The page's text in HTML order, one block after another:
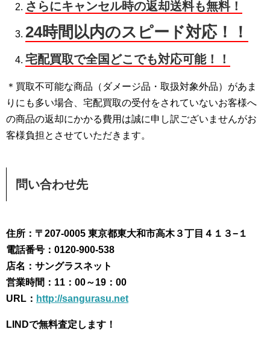
さらにキャンセル時の返却送料も無料！
24時間以内のスピード対応！！
宅配買取で全国どこでも対応可能！！
＊買取不可能な商品（ダメージ品・取扱対象外品）があま
りにも多い場合、宅配買取の受付をされていないお客様へ
の商品の返却にかかる費用は誠に申し訳ございませんがお
客様負担とさせていただきます。
問い合わせ先
住所：〒207-0005 東京都東大和市高木３丁目４１３−１
電話番号：0120-900-538
店名：サングラスネット
営業時間：11：00～19：00
URL： http://sangurasu.net
LINDで無料査定します！